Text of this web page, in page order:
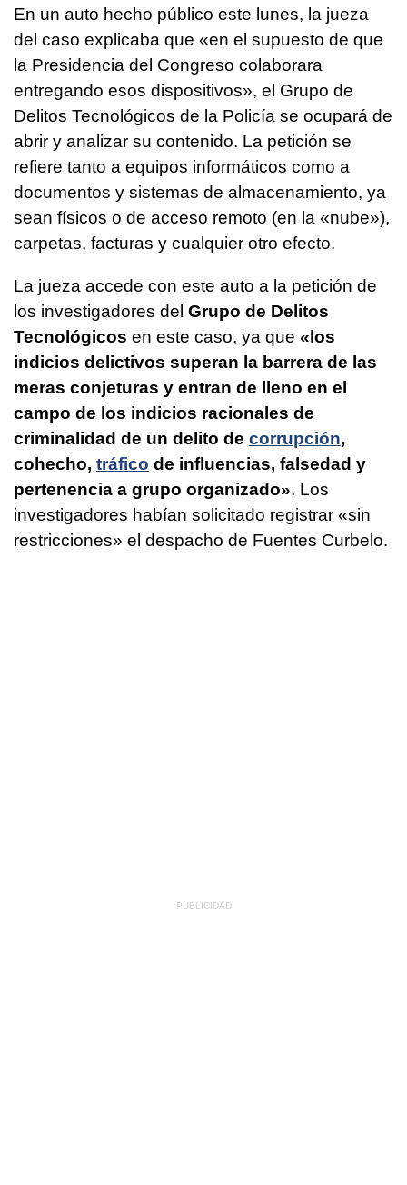
En un auto hecho público este lunes, la jueza
del caso explicaba que «en el supuesto de que
la Presidencia del Congreso colaborara
entregando esos dispositivos», el Grupo de
Delitos Tecnológicos de la Policía se ocupará de
abrir y analizar su contenido. La petición se
refiere tanto a equipos informáticos como a
documentos y sistemas de almacenamiento, ya
sean físicos o de acceso remoto (en la «nube»),
carpetas, facturas y cualquier otro efecto.
La jueza accede con este auto a la petición de
los investigadores del Grupo de Delitos
Tecnológicos en este caso, ya que «los
indicios delictivos superan la barrera de las
meras conjeturas y entran de lleno en el
campo de los indicios racionales de
criminalidad de un delito de corrupción,
cohecho, tráfico de influencias, falsedad y
pertenencia a grupo organizado». Los
investigadores habían solicitado registrar «sin
restricciones» el despacho de Fuentes Curbelo.